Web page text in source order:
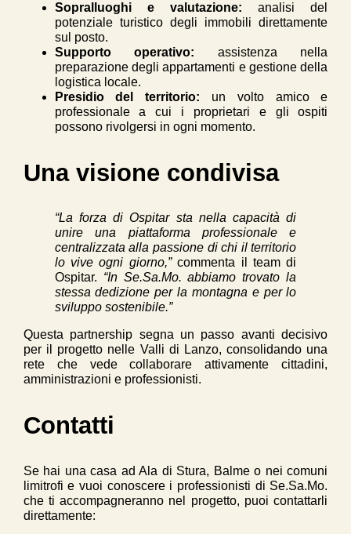
Sopralluoghi e valutazione: analisi del
potenziale turistico degli immobili direttamente
sul posto.
Supporto operativo: assistenza nella
preparazione degli appartamenti e gestione della
logistica locale.
Presidio del territorio: un volto amico e
professionale a cui i proprietari e gli ospiti
possono rivolgersi in ogni momento.
Una visione condivisa
“La forza di Ospitar sta nella capacità di
unire una piattaforma professionale e
centralizzata alla passione di chi il territorio
lo vive ogni giorno,”commenta il team di
Ospitar. “In Se.Sa.Mo. abbiamo trovato la
stessa dedizione per la montagna e per lo
sviluppo sostenibile.”
Questa partnership segna un passo avanti decisivo
per il progetto nelle Valli di Lanzo, consolidando una
rete che vede collaborare attivamente cittadini,
amministrazioni e professionisti.
Contatti
Se hai una casa ad Ala di Stura, Balme o nei comuni
limitrofi e vuoi conoscere i professionisti di Se.Sa.Mo.
che ti accompagneranno nel progetto, puoi contattarli
direttamente: